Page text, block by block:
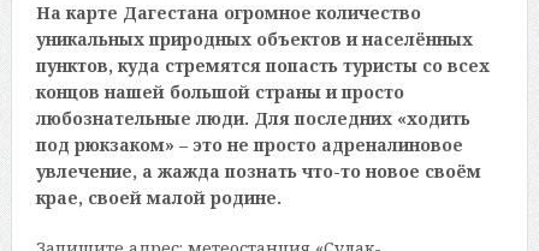
На карте Дагестана огромное количество
уникальных природных объектов и населённых
пунктов, куда стремятся попасть туристы со всех
концов нашей большой страны и просто
любознательные люди. Для последних «ходить
под рюкзаком» – это не просто адреналиновое
увлечение, а жажда познать что-то новое своём
крае, своей малой родине.